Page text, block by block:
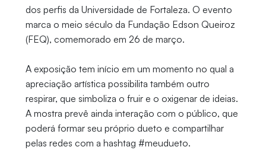
dos perfis da Universidade de Fortaleza. O evento
marca o meio século da Fundação Edson Queiroz
(FEQ), comemorado em 26 de março.
A exposição tem início em um momento no qual a
apreciação artística possibilita também outro
respirar, que simboliza o fruir e o oxigenar de ideias.
A mostra prevê ainda interação com o público, que
poderá formar seu próprio dueto e compartilhar
pelas redes com a hashtag #meudueto.